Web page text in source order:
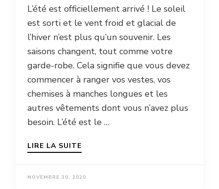
L’été est officiellement arrivé ! Le soleil
est sorti et le vent froid et glacial de
l’hiver n’est plus qu’un souvenir. Les
saisons changent, tout comme votre
garde-robe. Cela signifie que vous devez
commencer à ranger vos vestes, vos
chemises à manches longues et les
autres vêtements dont vous n’avez plus
besoin. L’été est le …
LIRE LA SUITE
NOVEMBRE 30, 2020